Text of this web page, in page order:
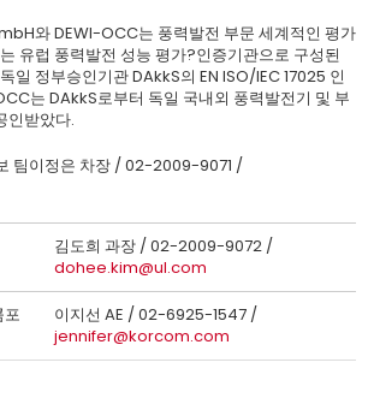
와 DEWI-OCC는 풍력발전 부문 세계적인 평가
유럽 풍력발전 성능 평가?인증기관으로 구성된
일 정부승인기관 DAkkS의 EN ISO/IEC 17025 인
는 DAkkS로부터 독일 국내외 풍력발전기 및 부
인받았다.
팀이정은 차장 / 02-2009-9071 /
김도희 과장 / 02-2009-9072 /
dohee.kim@ul.com
포
이지선 AE / 02-6925-1547 /
jennifer@korcom.com